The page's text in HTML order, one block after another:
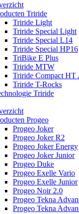
Triride
Triride Light
Triride Special Light
Triride Special L14
Triride Special HP16
TriBike E Plus
Triride MTW
Triride Compact HT
Triride T-Rocks
Triride
Progeo
Progeo Joker
Progeo Joker R2
Progeo Joker Energy
Progeo Joker Junior
Progeo Duke
Progeo Exelle Vario
Progeo Exelle Junior
Progeo Noir 2.0
Progeo Tekna
Progeo Tekna